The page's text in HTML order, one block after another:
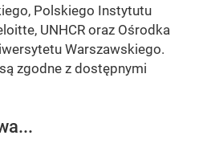
Polskiego Instytutu
UNHCR oraz Ośrodka
Warszawskiego.
zgodne z dostępnymi